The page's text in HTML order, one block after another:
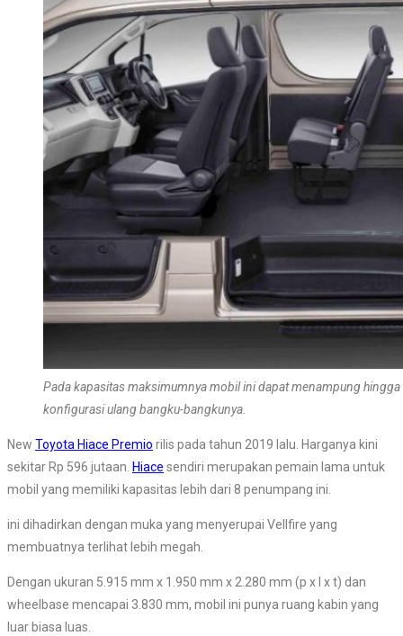
Pada kapasitas maksimumnya mobil ini dapat menampung
konfigurasi ulang bangku-bangkunya.
New Toyota Hiace Premio rilis pada tahun 2019 lalu. Harganya kini
sekitar Rp 596 jutaan. Hiace sendiri merupakan pemain lama untuk
mobil yang memiliki kapasitas lebih dari 8 penumpang ini.
ini dihadirkan dengan muka yang menyerupai Vellfire yang
membuatnya terlihat lebih megah.
Dengan ukuran 5.915 mm x 1.950 mm x 2.280 mm (p x l x t) dan
wheelbase mencapai 3.830 mm, mobil ini punya ruang kabin yang
luar biasa luas.